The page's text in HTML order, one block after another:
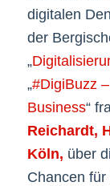
digitalen
der
„
„#DigiBuzz
Business“
Reichardt,
Köln, über
Chancen